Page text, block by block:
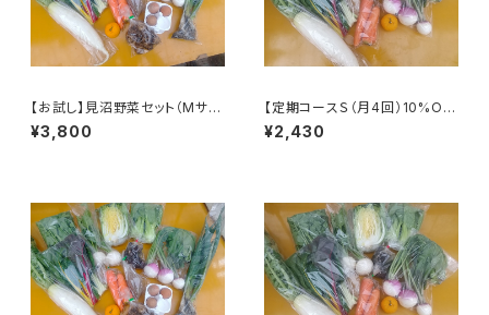
【お試し】見沼野菜セット（Mサイ
ズ／単発）
¥3,800
【定期コースＳ（月4回）10%OF
F】見沼野菜セット（Sサイズ）
※火曜または木曜発送
¥2,430